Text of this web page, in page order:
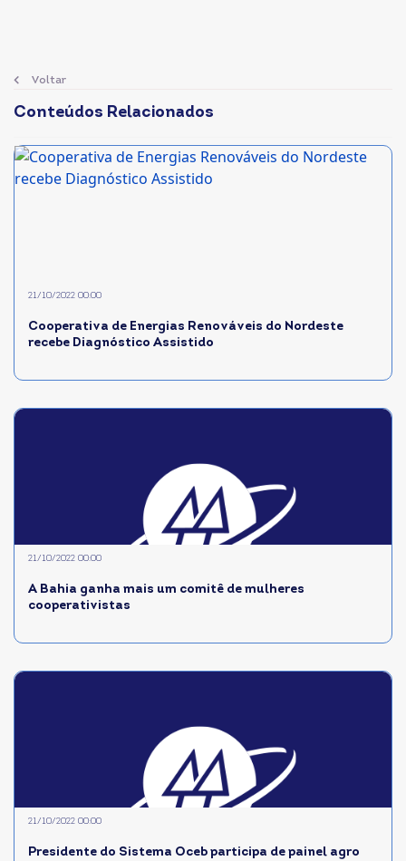
Voltar
Conteúdos Relacionados
Cooperativa de Energias Renováveis do Nordeste
recebe Diagnóstico Assistido
21/10/2022 00:00
A Bahia ganha mais um comitê de mulheres
cooperativistas
21/10/2022 00:00
Presidente do Sistema Oceb participa de painel agro
21/10/2022 00:00